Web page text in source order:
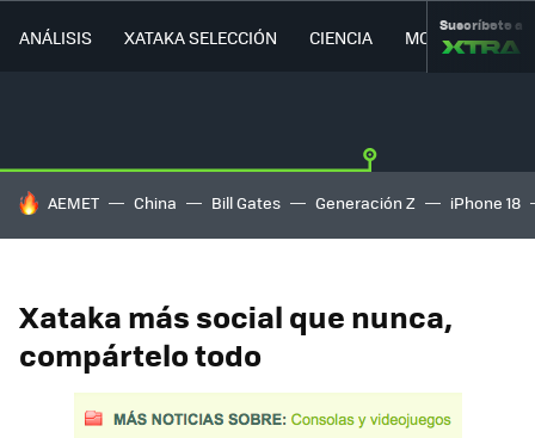
ANÁLISIS XATAKA SELECCIÓN CIENCIA MOVILIDAD
Suscríbete a
HOY SE HABLA DE
AEMET China Bill Gates Generación Z iPhone 18
Xataka más social que nunca,
compártelo todo